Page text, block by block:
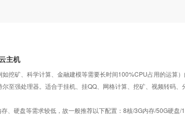
主机
矿、科学计算、金融建模等需要长时间100%CPU占用的运算）
至强处理器。适合于挂机、挂QQ、网格计算、挖矿、视频转码
、硬盘等需求较低，故一般推荐以下配置：8核/3G内存/50G硬盘/